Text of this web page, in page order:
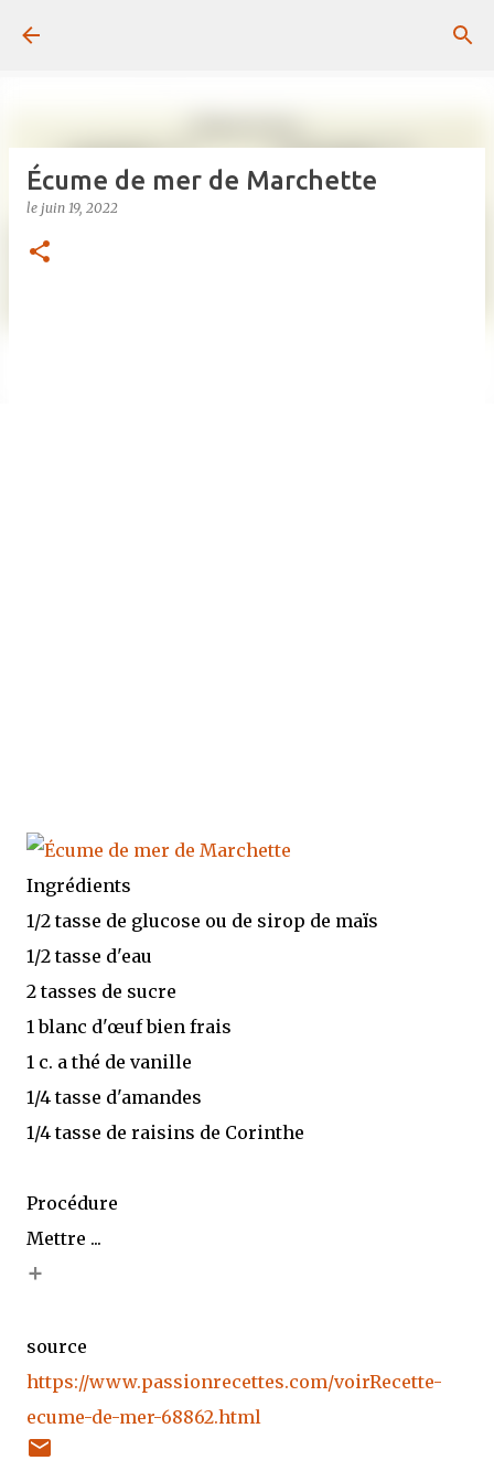
Écume de mer de Marchette
le juin 19, 2022
Ingrédients
1/2 tasse de glucose ou de sirop de maïs
1/2 tasse d'eau
2 tasses de sucre
1 blanc d'œuf bien frais
1 c. a thé de vanille
1/4 tasse d'amandes
1/4 tasse de raisins de Corinthe
Procédure
Mettre ...
+
source
https://www.passionrecettes.com/voirRecette-
ecume-de-mer-68862.html